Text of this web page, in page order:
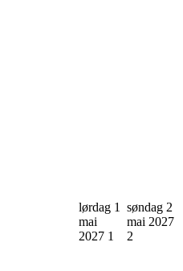
lørdag 1
mai
2027 1
søndag 2
mai 2027
2